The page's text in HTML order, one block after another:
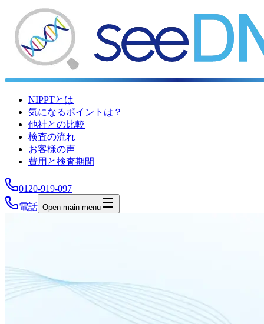
NIPPTとは
気になるポイントは？
他社との比較
検査の流れ
お客様の声
費用と検査期間
0120-919-097
電話 Open main menu